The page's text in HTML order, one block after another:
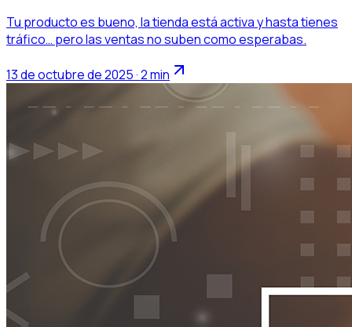
Tu producto es bueno, la tienda está activa y hasta tienes
tráfico… pero las ventas no suben como esperabas.
13 de octubre de 2025 · 2 min